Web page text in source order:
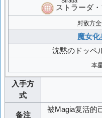
ストラーダ
对敌方
魔女化
沈黙のドッペ
本
入手方
式
备注
被Magia复活的